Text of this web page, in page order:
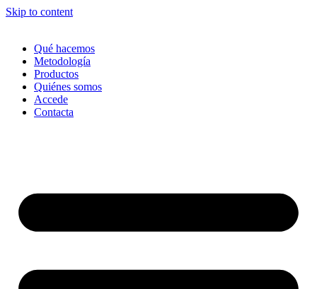
Skip to content
Qué hacemos
Metodología
Productos
Quiénes somos
Accede
Contacta